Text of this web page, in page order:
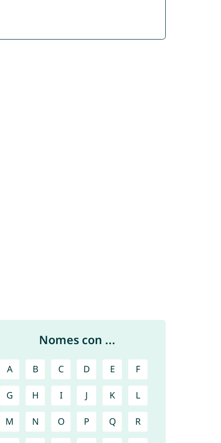
Nomes con ...
A B C D E F
G H I J K L
M N O P Q R